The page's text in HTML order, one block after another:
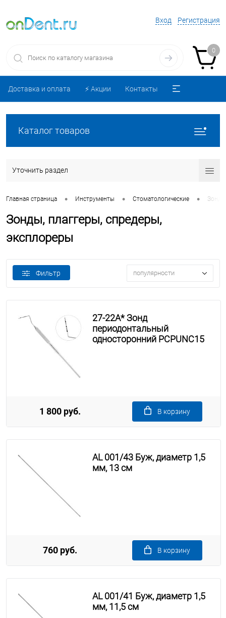
Вход Регистрация
0
Доставка и оплата ⚡️ Акции Контакты
Каталог товаров
Уточнить раздел
Главная страница • Инструменты • Стоматологические •
Зонды, плаггеры, спредеры,
эксплореры
Фильтр популярности
27-22A* Зонд
периодонтальный
односторонний PCPUNC15
1 800 руб. В корзину
AL 001/43 Буж, диаметр 1,5
мм, 13 см
760 руб. В корзину
AL 001/41 Буж, диаметр 1,5
мм, 11,5 см